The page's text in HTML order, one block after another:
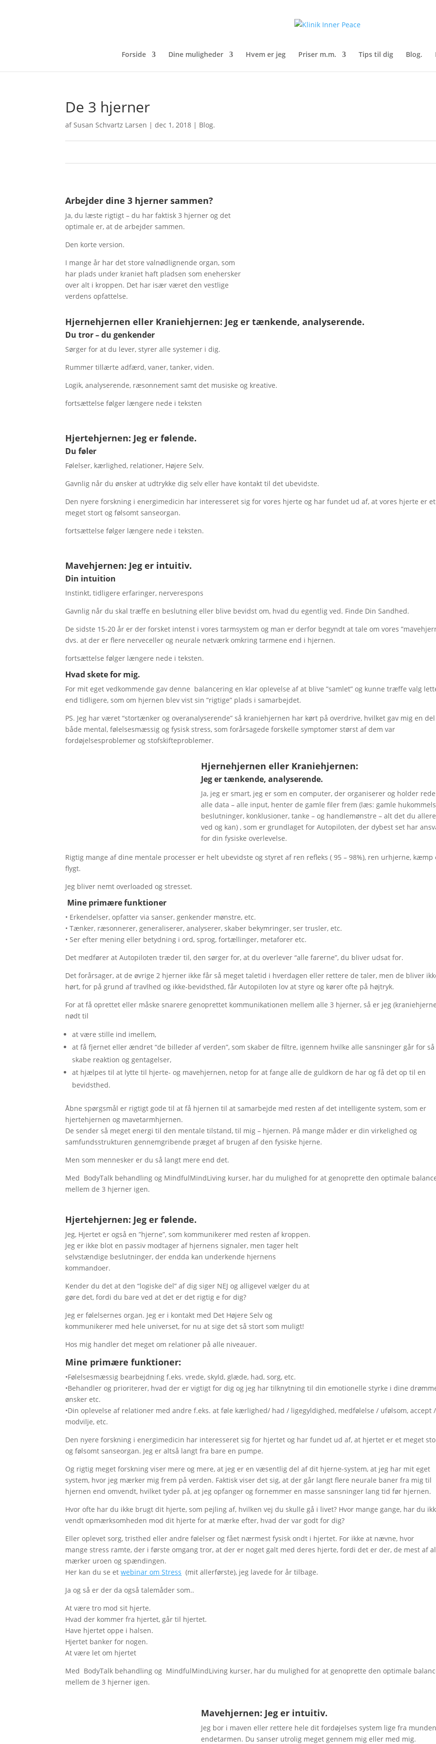
Forside Dine muligheder Hvem er jeg Priser m.m. Tips til dig Blog.
De 3 hjerner
afSusan Schvartz Larsen |dec 1, 2018 | Blog.
Arbejder dine 3 hjerner sammen?
Ja, du læste rigtigt – du har faktisk 3 hjerner og det
optimale er, at de arbejder sammen.
Den korte version.
I mange år har det store valnødlignende organ, som
har plads under kraniet haft pladsen som enehersker
over alt i kroppen. Det har især været den vestlige
verdens opfattelse.
Hjernehjernen eller Kraniehjernen: Jeg er tænkende, analyserende.
Du tror – du genkender
Sørger for at du lever, styrer alle systemer i dig.
Rummer tillærte adfærd, vaner, tanker, viden.
Logik, analyserende, ræsonnement samt det musiske og kreative.
fortsættelse følger længere nede i teksten
Hjertehjernen: Jeg er følende.
Du føler
Følelser, kærlighed, relationer, Højere Selv.
Gavnlig når du ønsker at udtrykke dig selv eller have kontakt til det ubevidste.
Den nyere forskning i energimedicin har interesseret sig for vores hjerte og har fundet ud af, at vores hjerte er et
meget stort og følsomt sanseorgan.
fortsættelse følger længere nede i teksten.
Mavehjernen: Jeg er intuitiv.
Din intuition
Instinkt, tidligere erfaringer, nerverespons
Gavnlig når du skal træffe en beslutning eller blive bevidst om, hvad du egentlig ved. Finde Din Sandhed.
De sidste 15-20 år er der forsket intenst i vores tarmsystem og man er derfor begyndt at tale om vores
dvs. at der er flere nerveceller og neurale netværk omkring tarmene end i hjernen.
fortsættelse følger længere nede i teksten.
Hvad skete for mig.
For mit eget vedkommende gav denne balancering en klar oplevelse af at blive ”samlet” og kunne træffe valg
end tidligere, som om hjernen blev vist sin ”rigtige” plads i samarbejdet.
PS. Jeg har været “stortænker og overanalyserende” så kraniehjernen har kørt på overdrive, hvilket gav mig en del
både mental, følelsesmæssig og fysisk stress, som forårsagede forskelle symptomer størst af dem var
fordøjelsesproblemer og stofskifteproblemer.
Hjernehjernen eller Kraniehjernen:
Jeg er tænkende, analyserende.
Ja, jeg er smart, jeg er som en computer, der organiserer og holder
alle data – alle input, henter de gamle filer frem (læs: gamle
beslutninger, konklusioner, tanke – og handlemønstre – alt det du
ved og kan) , som er grundlaget for Autopiloten, der dybest set har
for din fysiske overlevelse.
Rigtig mange af dine mentale processer er helt ubevidste og styret af ren refleks ( 95 – 98%), ren urhjerne, kæmp
flygt.
Jeg bliver nemt overloaded og stresset.
Mine primære funktioner
• Erkendelser, opfatter via sanser, genkender mønstre, etc.
• Tænker, ræsonnerer, generaliserer, analyserer, skaber bekymringer, ser trusler, etc.
• Ser efter mening eller betydning i ord, sprog, fortællinger, metaforer etc.
Det medfører at Autopiloten træder til, den sørger for, at du overlever “alle farerne”, du bliver udsat for.
Det forårsager, at de øvrige 2 hjerner ikke får så meget taletid i hverdagen eller rettere de taler, men de bliver
hørt, for på grund af travlhed og ikke-bevidsthed, får Autopiloten lov at styre og kører ofte på højtryk.
For at få oprettet eller måske snarere genoprettet kommunikationen mellem alle 3 hjerner, så er jeg
nødt til
at være stille ind imellem,
at få fjernet eller ændret “de billeder af verden”, som skaber de filtre, igennem hvilke alle sansninger går for
skabe reaktion og gentagelser,
at hjælpes til at lytte til hjerte- og mavehjernen, netop for at fange alle de guldkorn de har og få det op til en
bevidsthed.
Åbne spørgsmål er rigtigt gode til at få hjernen til at samarbejde med resten af det intelligente system, som er
hjertehjernen og mavetarmhjernen.
De sender så meget energi til den mentale tilstand, til mig – hjernen. På mange måder er din virkelighed og
samfundsstrukturen gennemgribende præget af brugen af den fysiske hjerne.
Men som mennesker er du så langt mere end det.
Med BodyTalk behandling og MindfulMindLiving kurser, har du mulighed for at genoprette den optimale
mellem de 3 hjerner igen.
Hjertehjernen: Jeg er følende.
Jeg, Hjertet er også en ”hjerne”, som kommunikerer med resten af kroppen.
Jeg er ikke blot en passiv modtager af hjernens signaler, men tager helt
selvstændige beslutninger, der endda kan underkende hjernens
kommandoer.
Kender du det at den “logiske del” af dig siger NEJ og alligevel vælger du at
gøre det, fordi du bare ved at det er det rigtig e for dig?
Jeg er følelsernes organ. Jeg er i kontakt med Det Højere Selv og
kommunikerer med hele universet, for nu at sige det så stort som muligt!
Hos mig handler det meget om relationer på alle niveauer.
Mine primære funktioner:
•Følelsesmæssig bearbejdning f.eks. vrede, skyld, glæde, had, sorg, etc.
•Behandler og prioriterer, hvad der er vigtigt for dig og jeg har tilknytning til din emotionelle styrke i dine
ønsker etc.
•Din oplevelse af relationer med andre f.eks. at føle kærlighed/ had / ligegyldighed, medfølelse / ufølsom, accept /
modvilje, etc.
Den nyere forskning i energimedicin har interesseret sig for hjertet og har fundet ud af, at hjertet er et meget
og følsomt sanseorgan. Jeg er altså langt fra bare en pumpe.
Og rigtig meget forskning viser mere og mere, at jeg er en væsentlig del af dit hjerne-system, at jeg har mit eget
system, hvor jeg mærker mig frem på verden. Faktisk viser det sig, at der går langt flere neurale baner fra mig til
hjernen end omvendt, hvilket tyder på, at jeg opfanger og fornemmer en masse sansninger lang tid før hjernen.
Hvor ofte har du ikke brugt dit hjerte, som pejling af, hvilken vej du skulle gå i livet? Hvor mange gange, har du
vendt opmærksomheden mod dit hjerte for at mærke efter, hvad der var godt for dig?
Eller oplevet sorg, tristhed eller andre følelser og fået nærmest fysisk ondt i hjertet. For ikke at nævne, hvor
mange stress ramte, der i første omgang tror, at der er noget galt med deres hjerte, fordi det er der, de mest af
mærker uroen og spændingen.
Her kan du se etwebinar om Stress (mit allerførste), jeg lavede for år tilbage.
Ja og så er der da også talemåder som..
At være tro mod sit hjerte.
Hvad der kommer fra hjertet, går til hjertet.
Have hjertet oppe i halsen.
Hjertet banker for nogen.
At være let om hjertet
Med BodyTalk behandling og MindfulMindLiving kurser, har du mulighed for at genoprette den optimale
mellem de 3 hjerner igen.
Mavehjernen: Jeg er intuitiv.
Jeg bor i maven eller rettere hele dit fordøjelses system lige fra
endetarmen. Du sanser utrolig meget gennem mig eller med mig.